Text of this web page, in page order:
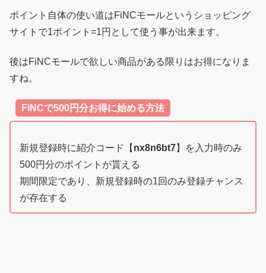
ポイント自体の使い道はFiNCモールというショッピング
サイトで1ポイント=1円として使う事が出来ます。
後はFiNCモールで欲しい商品がある限りはお得になりま
すね。
FiNCで500円分お得に始める方法
新規登録時に紹介コード【 nx8n6bt7】を入力時のみ
500円分のポイントが貰える
期間限定であり、新規登録時の1回のみ登録チャンス
が存在する